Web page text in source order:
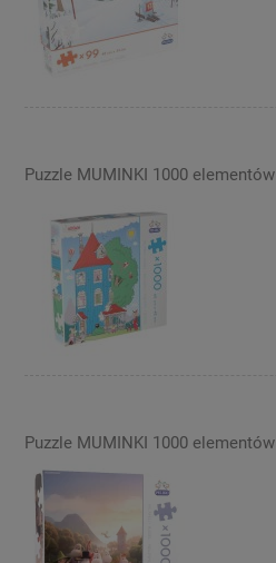
Puzzle MUMINKI 1000 elementów
Puzzle MUMINKI 1000 elementów